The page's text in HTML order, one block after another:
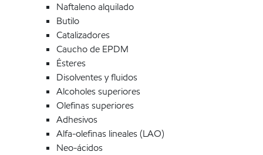
Naftaleno alquilado
Butilo
Catalizadores
Caucho de EPDM
Ésteres
Disolventes y fluidos
Alcoholes superiores
Olefinas superiores
Adhesivos
Alfa-olefinas lineales (LAO)
Neo-ácidos